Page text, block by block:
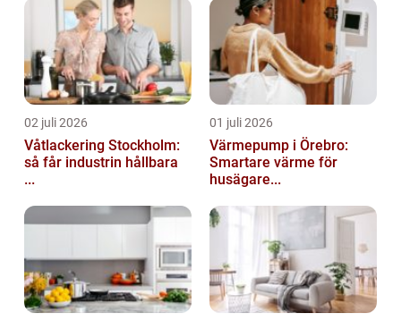
02 juli 2026
Våtlackering Stockholm:
så får industrin hållbara
...
01 juli 2026
Värmepump i Örebro:
Smartare värme för
husägare...